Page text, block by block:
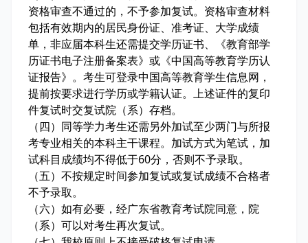
资格审查不通过的，不予参加复试。资格审查材料
包括有效期内的居民身份证、准考证、大学成绩
单，非应届本科生还需提交学历证书、《教育部学
历证书电子注册备案表》或《中国高等教育学历认
证报告》。考生可登录中国高等教育学生信息网，
提前按要求进行学历或学籍认证。上述证件的复印
件复试时交复试院（系）存档。
（四）同等学力考生还需另外加试至少两门与所报
考专业相关的本科主干课程。加试方式为笔试，加
试科目成绩均不得低于60分，否则不予录取。
（五）不按规定时间参加复试或复试成绩不合格者
不予录取。
（六）如有必要，经广东省教育考试院同意，院
（系）可以对考生再次复试。